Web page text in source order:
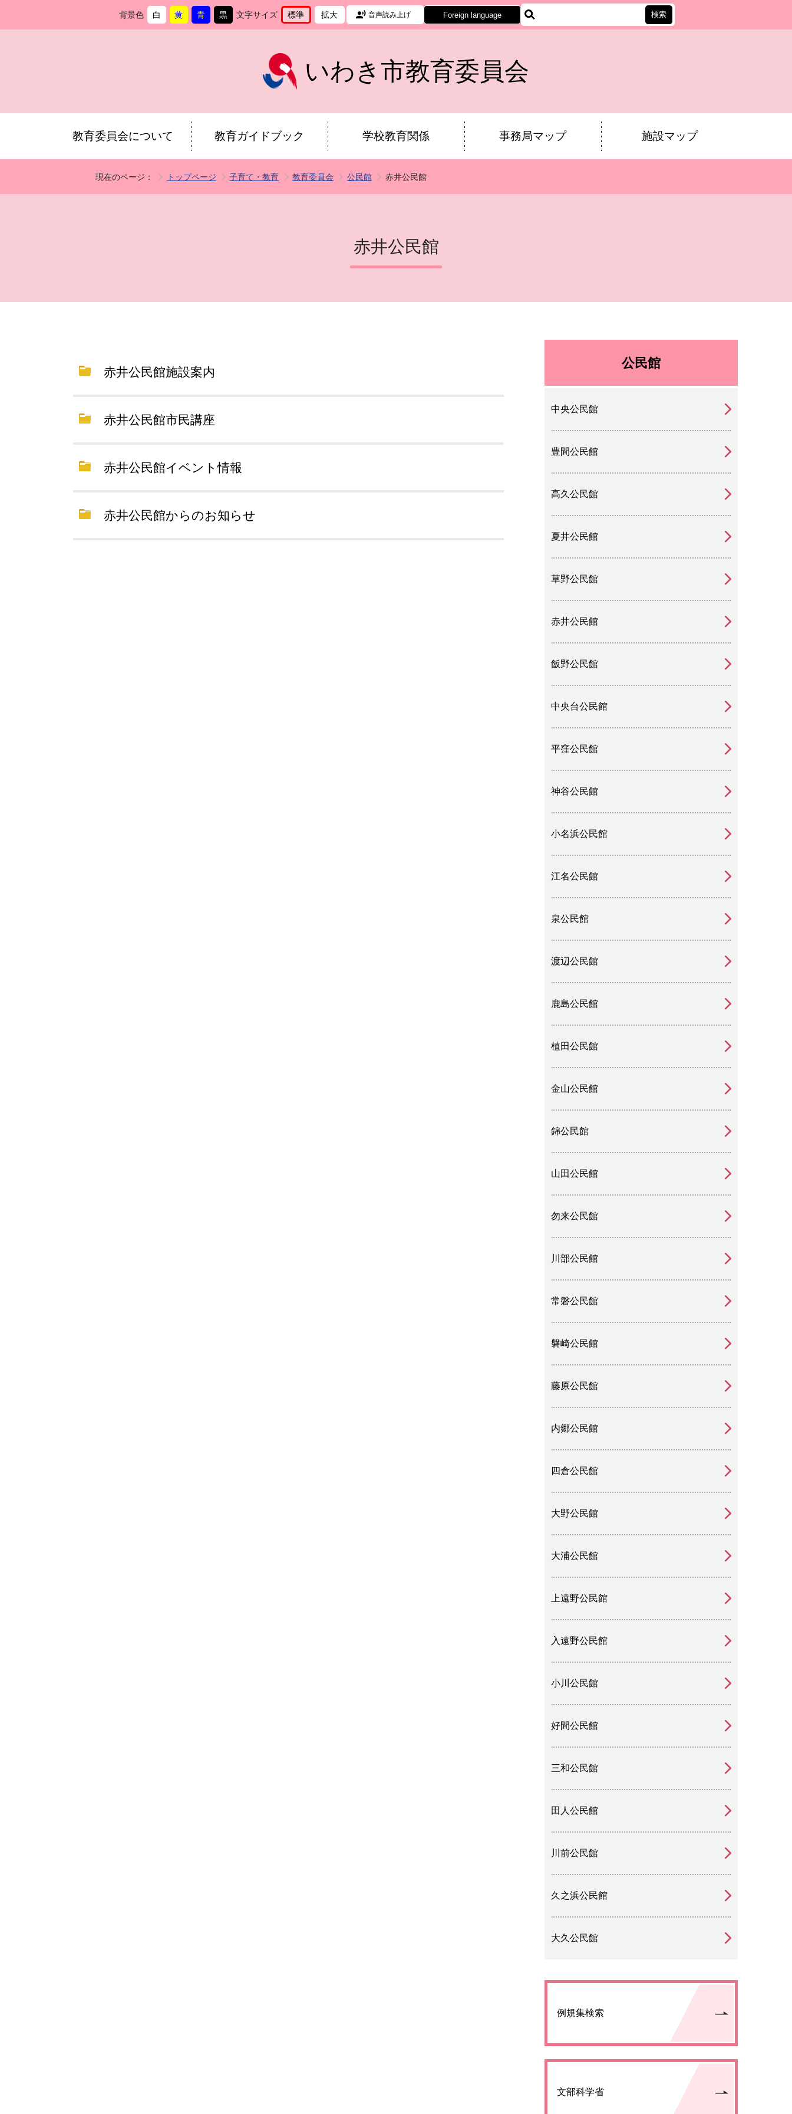
背景色
背
白
に
背
黄
に
背
青
に
背
黒
に
文字サイズ
文
イ
ズ
を
標準
に
文
ズ
拡大
に
音声読み上げ Foreign language
いわき市教育委員会
教育委員会について 教育ガイドブック 学校教育関係 事務局マップ 施設マップ
現在のページ： トップページ 子育て・教育 教育委員会 公民館 赤井公民館
赤井公民館
赤井公民館施設案内
赤井公民館市民講座
赤井公民館イベント情報
赤井公民館からのお知らせ
公民館
中央公民館
豊間公民館
高久公民館
夏井公民館
草野公民館
赤井公民館
飯野公民館
中央台公民館
平窪公民館
神谷公民館
小名浜公民館
江名公民館
泉公民館
渡辺公民館
鹿島公民館
植田公民館
金山公民館
錦公民館
山田公民館
勿来公民館
川部公民館
常磐公民館
磐崎公民館
藤原公民館
内郷公民館
四倉公民館
大野公民館
大浦公民館
上遠野公民館
入遠野公民館
小川公民館
好間公民館
三和公民館
田人公民館
川前公民館
久之浜公民館
大久公民館
例規集検索
文部科学省